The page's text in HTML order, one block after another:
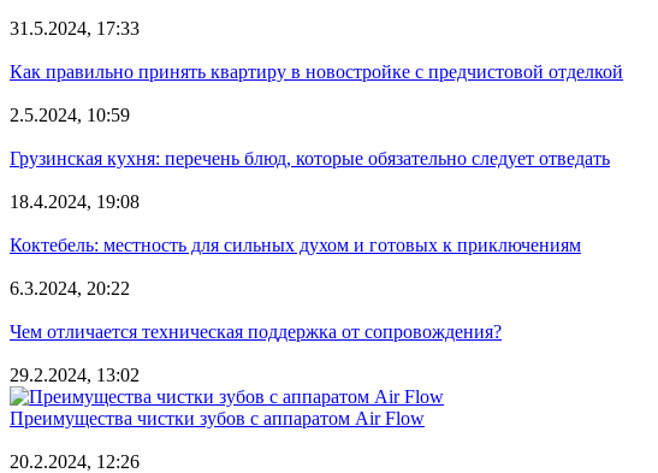
31.5.2024, 17:33
Как правильно принять квартиру в новостройке с предчистовой отделкой
2.5.2024, 10:59
Грузинская кухня: перечень блюд, которые обязательно следует отведать
18.4.2024, 19:08
Коктебель: местность для сильных духом и готовых к приключениям
6.3.2024, 20:22
Чем отличается техническая поддержка от сопровождения?
29.2.2024, 13:02
Преимущества чистки зубов с аппаратом Air Flow
20.2.2024, 12:26